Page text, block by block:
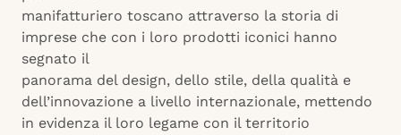
manifatturiero toscano attraverso la storia di
imprese che con i loro prodotti iconici hanno
segnato il
panorama del design, dello stile, della qualità e
dell’innovazione a livello internazionale, mettendo
in evidenza il loro legame con il territorio